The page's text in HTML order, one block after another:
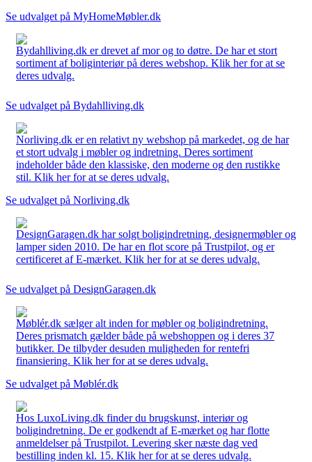
Se udvalget på MyHomeMøbler.dk
Bydahlliving.dk er drevet af mor og to døtre. De har et stort
sortiment af boliginteriør på deres webshop. Klik her for at se
deres udvalg.
Se udvalget på Bydahlliving.dk
Norliving.dk er en relativt ny webshop på markedet, og de har
et stort udvalg i møbler og indretning. Deres sortiment
indeholder både den klassiske, den moderne og den rustikke
stil. Klik her for at se deres udvalg.
Se udvalget på Norliving.dk
DesignGaragen.dk har solgt boligindretning, designermøbler og
lamper siden 2010. De har en flot score på Trustpilot, og er
certificeret af E-mærket. Klik her for at se deres udvalg.
Se udvalget på DesignGaragen.dk
Møblér.dk sælger alt inden for møbler og boligindretning.
Deres prismatch gælder både på webshoppen og i deres 37
butikker. De tilbyder desuden muligheden for rentefri
finansiering. Klik her for at se deres udvalg.
Se udvalget på Møblér.dk
Hos LuxoLiving.dk finder du brugskunst, interiør og
boligindretning. De er godkendt af E-mærket og har flotte
anmeldelser på Trustpilot. Levering sker næste dag ved
bestilling inden kl. 15. Klik her for at se deres udvalg.